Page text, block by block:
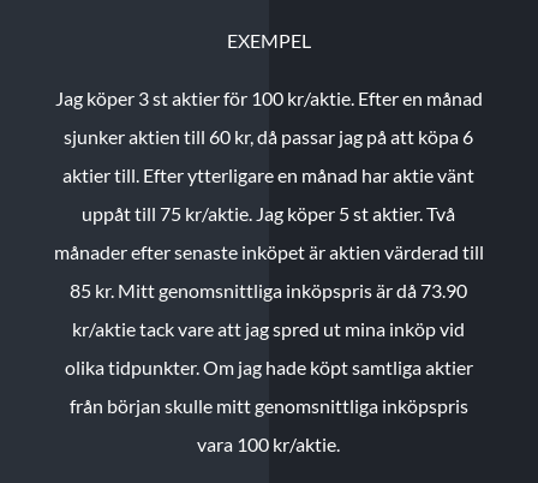
EXEMPEL
Jag köper 3 st aktier för 100 kr/aktie. Efter en månad
sjunker aktien till 60 kr, då passar jag på att köpa 6
aktier till. Efter ytterligare en månad har aktie vänt
uppåt till 75 kr/aktie. Jag köper 5 st aktier.Två
månader efter senaste inköpet är aktien värderad till
85 kr. Mitt genomsnittliga inköpspris är då 73.90
kr/aktie tack vare att jag spred ut mina inköp vid
olika tidpunkter. Om jag hade köpt samtliga aktier
från början skulle mitt genomsnittliga inköpspris
vara 100 kr/aktie.